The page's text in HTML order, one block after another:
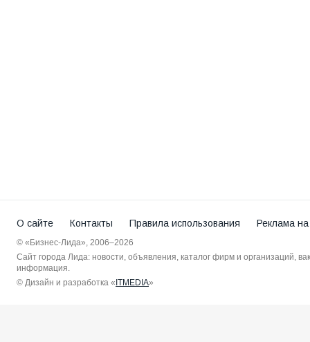
О сайте Контакты Правила использования Реклама
© «Бизнес-Лида», 2006–2026
Сайт города Лида: новости, объявления, каталог фирм и организаций,
информация.
© Дизайн и разработка « ITMEDIA»